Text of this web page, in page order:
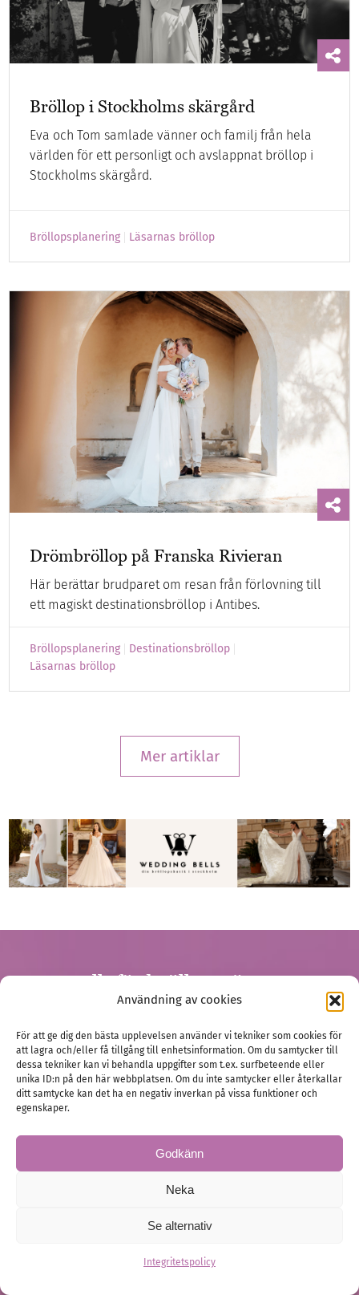
Användning av cookies
För att ge dig den bästa upplevelsen använder vi tekniker som cookies för
att lagra och/eller få tillgång till enhetsinformation. Om du samtycker till
dessa tekniker kan vi behandla uppgifter som t.ex. surfbeteende eller
unika ID:n på den här webbplatsen. Om du inte samtycker eller återkallar
ditt samtycke kan det ha en negativ inverkan på vissa funktioner och
egenskaper.
Godkänn
Neka
Se alternativ
Integritetspolicy
Bröllop i Stockholms skärgård
Eva och Tom samlade vänner och familj från hela
världen för ett personligt och avslappnat bröllop i
Stockholms skärgård.
Bröllopsplanering Läsarnas bröllop
Drömbröllop på Franska Rivieran
Här berättar brudparet om resan från förlovning till
ett magiskt destinationsbröllop i Antibes.
Bröllopsplanering
Destinationsbröllop
Läsarnas bröllop
Mer artiklar
Allt för bröllopsgästen